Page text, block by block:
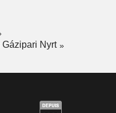
Nyrt